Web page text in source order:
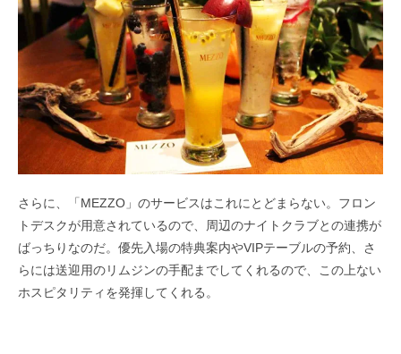
さらに、「MEZZO」のサービスはこれにとどまらない。フロン
トデスクが用意されているので、周辺のナイトクラブとの連携が
ばっちりなのだ。優先入場の特典案内やVIPテーブルの予約、さ
らには送迎用のリムジンの手配までしてくれるので、この上ない
ホスピタリティを発揮してくれる。